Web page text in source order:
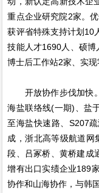
重点企业研究院2家。
获评省特殊支持计划10
技能人才1690人、硕
博士后工作站2家、实现
开放协作步伐加快。
海盐联络线(一期)、盐
至海盐快速路、S207
成，浙北高等级航道网
段、吕冢桥、黄桥建成
增有出口实绩企业189
协作和山海协作，与韩